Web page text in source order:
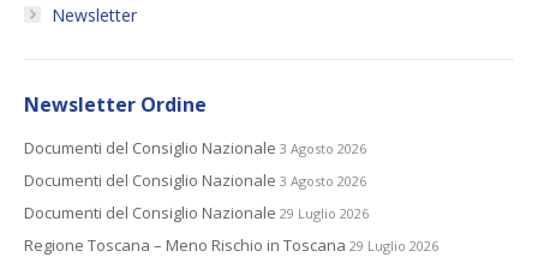
Newsletter
Newsletter Ordine
Documenti del Consiglio Nazionale 3 Agosto 2026
Documenti del Consiglio Nazionale 3 Agosto 2026
Documenti del Consiglio Nazionale 29 Luglio 2026
Regione Toscana – Meno Rischio in Toscana 29 Luglio 2026